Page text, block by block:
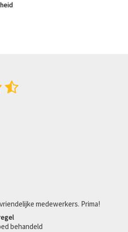
medewerkers. Prima!
behandeld